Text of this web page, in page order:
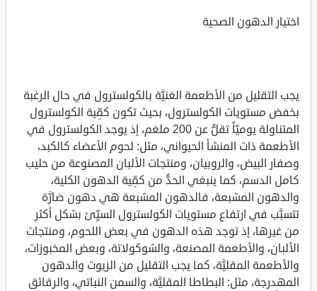
اختيار الدهون الصحية
يجب التقليل من الأطعمة الغنيَّة بالكولسترول في حال الرغبة
بخفض مستويات الكولسترول، بحيث تكون كمِّية الكولسترول
المتناولة يوميّاً تقلُّ عن 200 ملغم، إذ يوجد الكولسترول في
الأطعمة ذات المنشأ الحيواني، مثل: لحوم الأعضاء كالكبد،
وصفار البيض، والروبيان، ومنتجات الألبان المصنوعة من حليب
كامل الدسم، كما ينبغي الحدُّ من كمِّية الدهون الكلية،
والدهون المشبعة، فالدهون المشبعة هي دهون ضارَّة
تتسبَّب في ارتفاع مستويات الكولسترول السيِّئ بشكل أكثر
من غيرها، إذ توجد هذه الدهون في بعض اللحوم، ومنتجات
الألبان، والأطعمة المصنعة، والشوكولاتة، وبعض المخبوزات،
والأطعمة المقليَّة، كما يجب التقليل من الزيوت والدهون
المهدرجة، مثل: البطاطا المقليَّة، والسمن النباتي، والرقائق